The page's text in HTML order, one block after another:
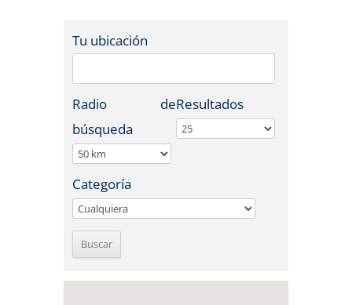
Tu ubicación
Radio de
búsqueda
Resultados
Categoría